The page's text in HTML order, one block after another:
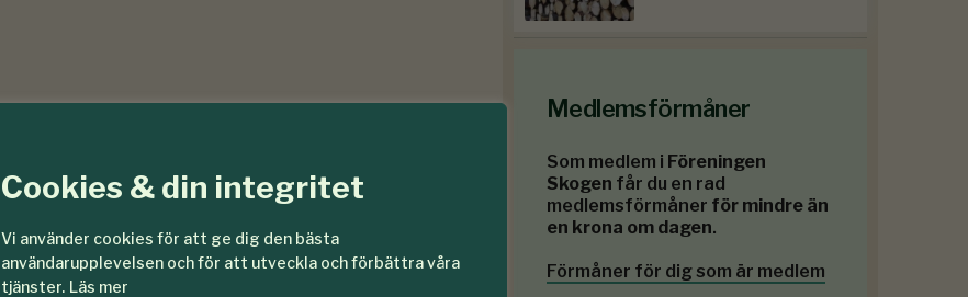
Cookies & din integritet
Vi använder cookies för att ge dig den bästa
användarupplevelsen och för att utveckla och förbättra våra
tjänster. Läs mer
Medlemsförmåner
Som medlem i Föreningen
Skogen får du en rad
medlemsförmåner för mindre än
en krona om dagen.
Förmåner för dig som är medlem